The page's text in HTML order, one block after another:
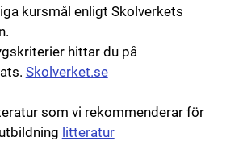
kursmål enligt Skolverkets
hittar du på
Skolverket.se
som vi rekommenderar för
litteratur